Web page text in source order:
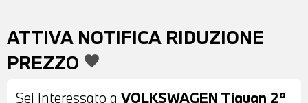
OSCURATI - FARI A LED - BARRE
PORTATUTTO SUL TETTO -
ATTIVA NOTIFICA RIDUZIONE
PREZZO favorite
Sei interessato a VOLKSWAGEN Tiguan 2ª